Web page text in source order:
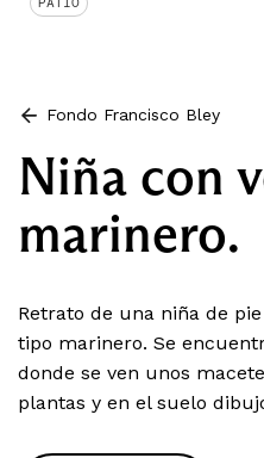
Fondo Francisco Bley
Niña con
marinero.
Retrato de una niña de
tipo marinero. Se
donde se ven unos
plantas y en el suelo